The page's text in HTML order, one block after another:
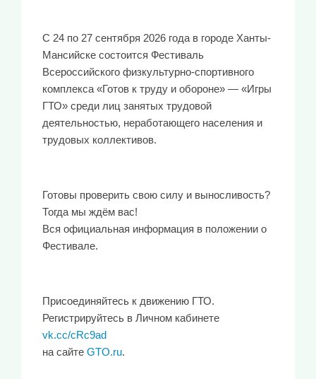
С 24 по 27 сентября 2026 года в городе Ханты-
Мансийске состоится Фестиваль
Всероссийского физкультурно-спортивного
комплекса «Готов к труду и обороне» — «Игры
ГТО» среди лиц занятых трудовой
деятельностью, неработающего населения и
трудовых коллективов.
Готовы проверить свою силу и выносливость?
Тогда мы ждём вас!
Вся официальная информация в положении о
Фестивале.
Присоединяйтесь к движению ГТО.
Регистрируйтесь в Личном кабинете
vk.cc/cRc9ad
на сайте GTO.ru.